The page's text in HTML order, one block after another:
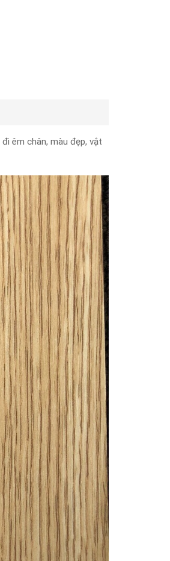
đi êm chân, màu đẹp, vật